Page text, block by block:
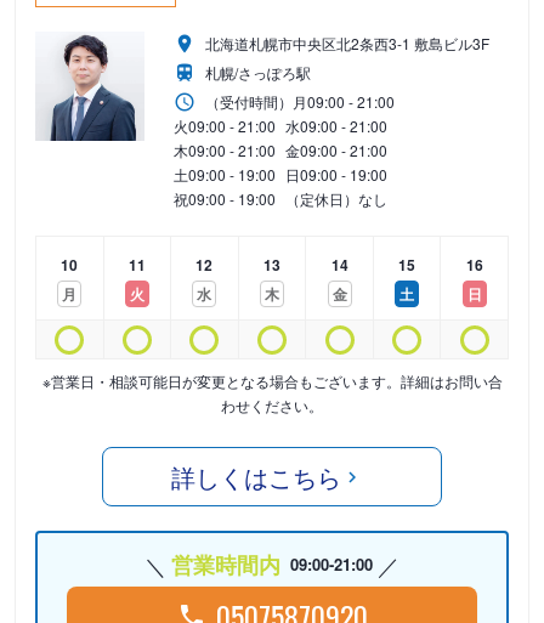
北海道札幌市中央区北2条西3-1 敷島ビル3F
札幌/さっぽろ駅
（受付時間） 月09:00 - 21:00
火09:00 - 21:00 水09:00 - 21:00
木09:00 - 21:00 金09:00 - 21:00
土09:00 - 19:00 日09:00 - 19:00
祝09:00 - 19:00 （定休日）なし
10
月
11
火
12
水
13
木
14
金
15
土
16
日
※営業日・相談可能日が変更となる場合もございます。詳細はお問い合
わせください。
詳しくはこちら
営業時間内 09:00-21:00